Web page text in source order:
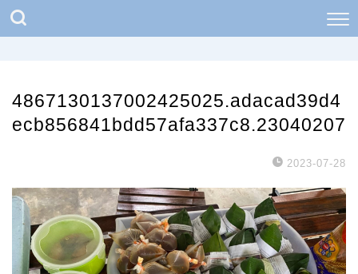
4867130137002425025.adacad39d4
ecb856841bdd57afa337c8.23040207
2023-07-28